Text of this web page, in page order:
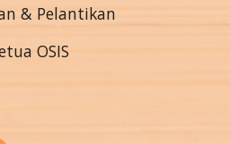
& Pelantikan
OSIS